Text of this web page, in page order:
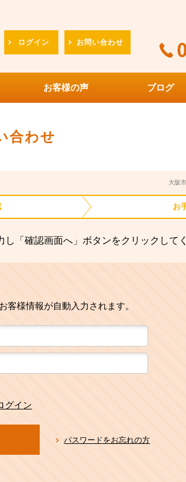
ログイン お問い合わせ
お客様の声 ブログ
合わせ
大阪
お
「確認画面へ」ボタンをクリックして
客様情報が自動入力されます。
グイン
パスワードをお忘れの方